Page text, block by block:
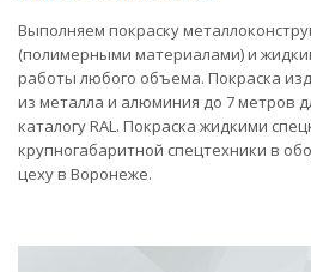
Выполняем покраску
(полимерными материалами) и
работы любого объема. Покраска
из металла и алюминия до 7 метров
каталогу RAL. Покраска жидкими
крупногабаритной спецтехники в
цеху в Воронеже.